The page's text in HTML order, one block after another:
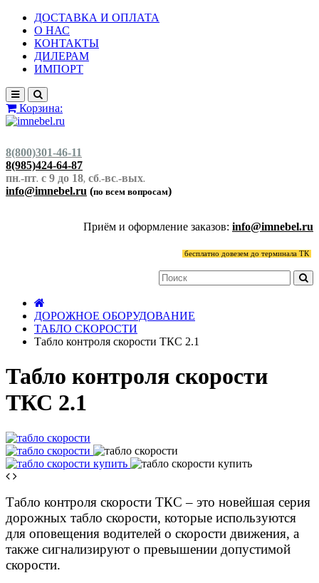
ДОСТАВКА И ОПЛАТА
О НАС
КОНТАКТЫ
ДИЛЕРАМ
ИМПОРТ
Корзина:
8(800)301-46-11
8(985)424-64-87
пн.-пт. с 9 до 18, сб.-вс.-вых.
info@imnebel.ru (по всем вопросам)
Приём и оформление заказов: info@imnebel.ru
бесплатно довезем до терминала ТК
ДОРОЖНОЕ ОБОРУДОВАНИЕ
ТАБЛО СКОРОСТИ
Табло контроля скорости ТКС 2.1
Табло контроля скорости
ТКС 2.1
Табло контроля скорости ТКС – это новейшая серия
дорожных табло скорости, которые используются
для оповещения водителей о скорости движения, а
также сигнализируют о превышении допустимой
скорости.